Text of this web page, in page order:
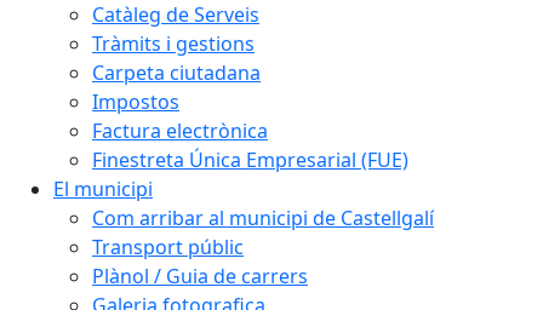
Catàleg de Serveis
Tràmits i gestions
Carpeta ciutadana
Impostos
Factura electrònica
Finestreta Única Empresarial (FUE)
El municipi
Com arribar al municipi de Castellgalí
Transport públic
Plànol / Guia de carrers